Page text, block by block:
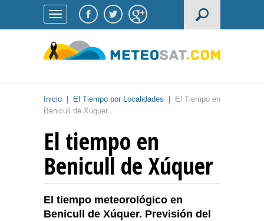
Inicio El Tiempo por Localidades
El Tiempo en
Benicull de Xúquer
El tiempo en
Benicull de Xúquer
El tiempo meteorológico en
Benicull de Xúquer. Previsión del